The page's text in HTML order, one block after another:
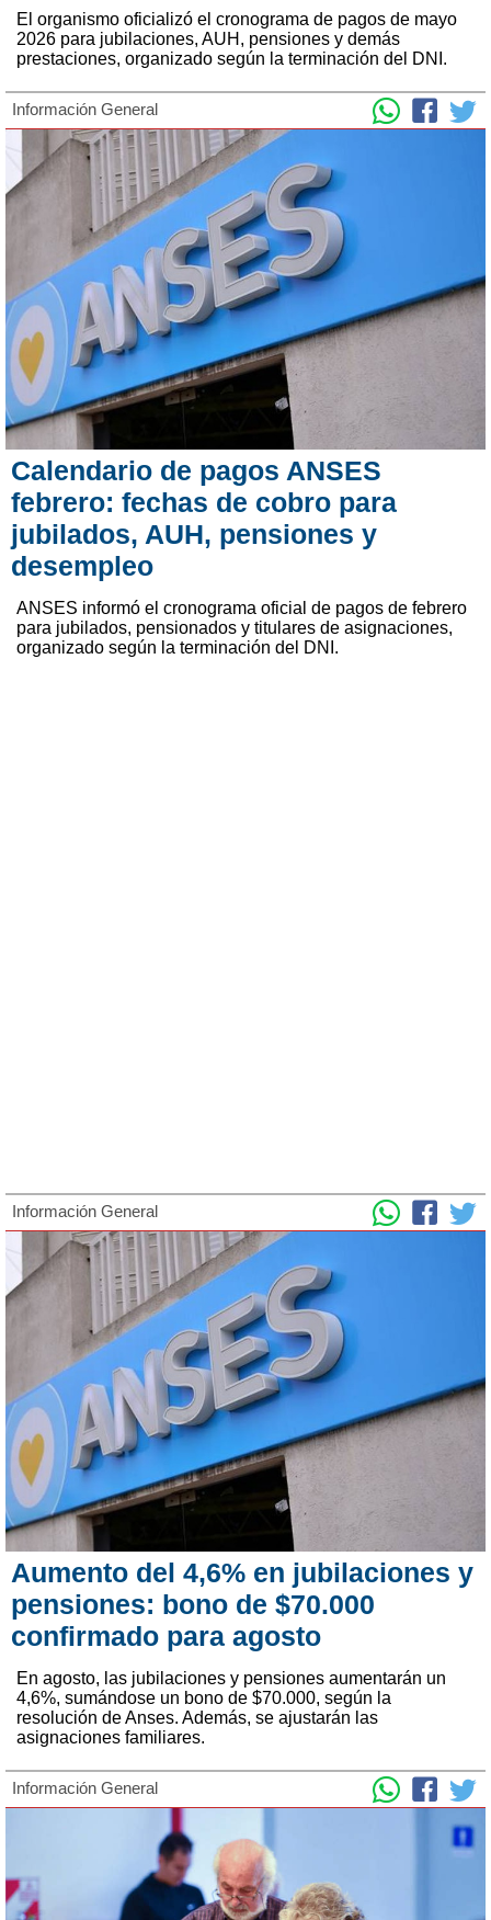
El organismo oficializó el cronograma de pagos de mayo
2026 para jubilaciones, AUH, pensiones y demás
prestaciones, organizado según la terminación del DNI.
Información General
Calendario de pagos ANSES
febrero: fechas de cobro para
jubilados, AUH, pensiones y
desempleo
ANSES informó el cronograma oficial de pagos de febrero
para jubilados, pensionados y titulares de asignaciones,
organizado según la terminación del DNI.
Información General
Aumento del 4,6% en jubilaciones y
pensiones: bono de $70.000
confirmado para agosto
En agosto, las jubilaciones y pensiones aumentarán un
4,6%, sumándose un bono de $70.000, según la
resolución de Anses. Además, se ajustarán las
asignaciones familiares.
Información General